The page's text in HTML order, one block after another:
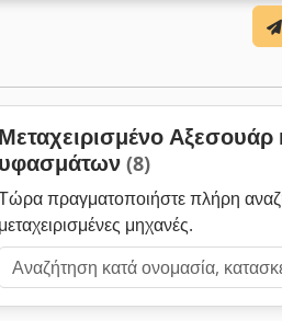
Μεταχειρισμένο Αξεσουάρ
υφασμάτων (8)
πραγματοποιήστε πλήρη
μεταχειρισμένες μηχανές.